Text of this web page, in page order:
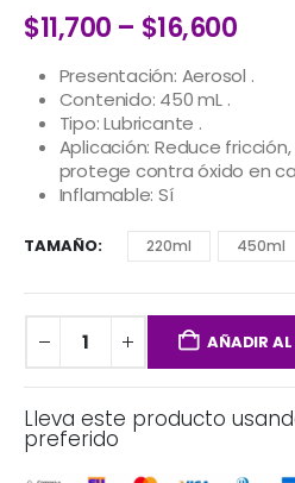
$11,700 – $16,600
Presentación: Aerosol .
Contenido: 450 mL .
Tipo: Lubricante .
Aplicación: Reduce
protege contra óxido en
Inflamable: Sí
TAMAÑO 220ml 450ml
AÑADIR
Lleva este producto
preferido